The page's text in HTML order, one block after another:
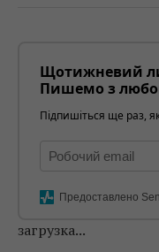
Щотижневий
Пишемо з
Підпишіться ще раз,
Предоставлено
загрузка...